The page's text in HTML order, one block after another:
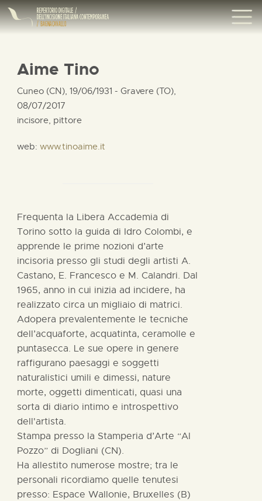
Aime Tino
Cuneo (CN), 19/06/1931 - Gravere (TO),
08/07/2017
incisore, pittore
web: www.tinoaime.it
Frequenta la Libera Accademia di
Torino sotto la guida di Idro Colombi, e
apprende le prime nozioni d’arte
incisoria presso gli studi degli artisti A.
Castano, E. Francesco e M. Calandri. Dal
1965, anno in cui inizia ad incidere, ha
realizzato circa un migliaio di matrici.
Adopera prevalentemente le tecniche
dell’acquaforte, acquatinta, ceramolle e
puntasecca. Le sue opere in genere
raffigurano paesaggi e soggetti
naturalistici umili e dimessi, nature
morte, oggetti dimenticati, quasi una
sorta di diario intimo e introspettivo
dell'artista.
Stampa presso la Stamperia d’Arte “Al
Pozzo” di Dogliani (CN).
Ha allestito numerose mostre; tra le
personali ricordiamo quelle tenutesi
presso: Espace Wallonie, Bruxelles (B)